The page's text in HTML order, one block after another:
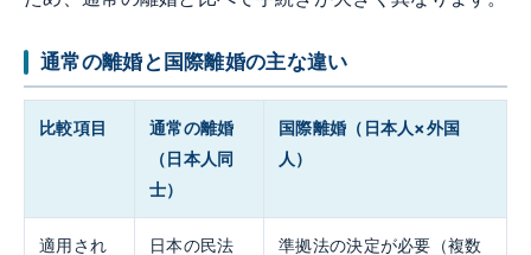
通常の離婚と国際離婚の主な違い
比較項目
通常の離婚
（日本人同
士）
国際離婚（日本人×外国
人）
適用され
日本の民法
準拠法の決定が必要（複数